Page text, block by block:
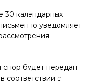
30 календарных
уведомляет
спор будет передан
соответствии с